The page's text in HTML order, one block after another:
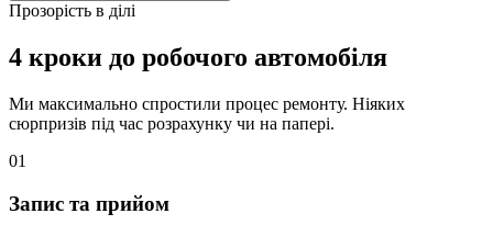
Прозорість в ділі
4 кроки до робочого автомобіля
Ми максимально спростили процес ремонту. Ніяких
сюрпризів під час розрахунку чи на папері.
01
Запис та прийом